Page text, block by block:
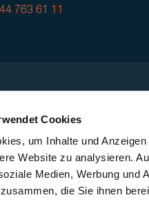
Cookies
um Inhalte und
Website zu analysieren.
Medien, Werbung und
die Sie ihnen
763 61 11